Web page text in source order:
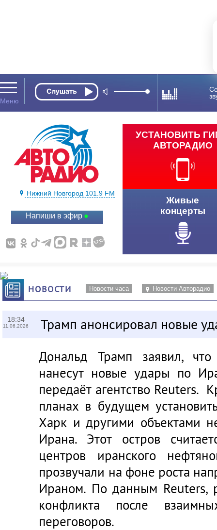
Нижний Новгород 101.9 FM
Напиши в эфир
УСТАНОВИТЬ
АВТОРАДИО
Живые
концерты
НОВОСТИ Новости часа Новости Авторадио
18:34
11.06.2026 Трамп анонсировал новые
Дональд Трамп заявил,
нанесут новые удары по
передаёт агентство Reuters.
планах в будущем
Харк и другими объектами
Ирана. Этот остров
центров иранского
прозвучали на фоне роста
Ираном. По данным Reuters,
конфликта после
переговоров.